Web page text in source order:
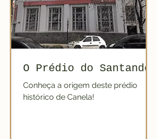
O Prédio do Santander
Conheça a origem deste prédio
histórico de Canela!